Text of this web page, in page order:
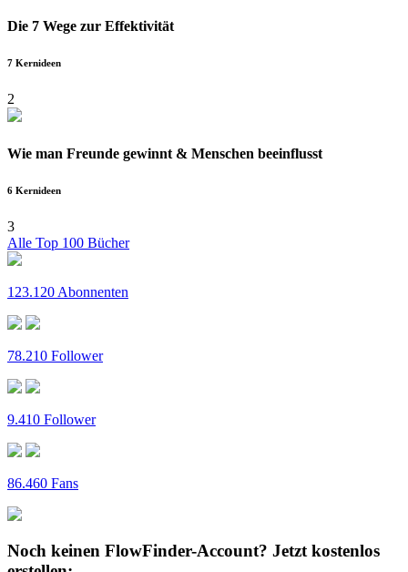
Die 7 Wege zur Effektivität
7 Kernideen
2
Wie man Freunde gewinnt & Menschen beeinflusst
6 Kernideen
3
Alle Top 100 Bücher
123.120 Abonnenten
78.210 Follower
9.410 Follower
86.460 Fans
Noch keinen FlowFinder-Account? Jetzt kostenlos